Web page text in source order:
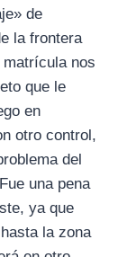
de
la frontera
nos
que le
en
otro control,
del
una pena
ya que
la zona